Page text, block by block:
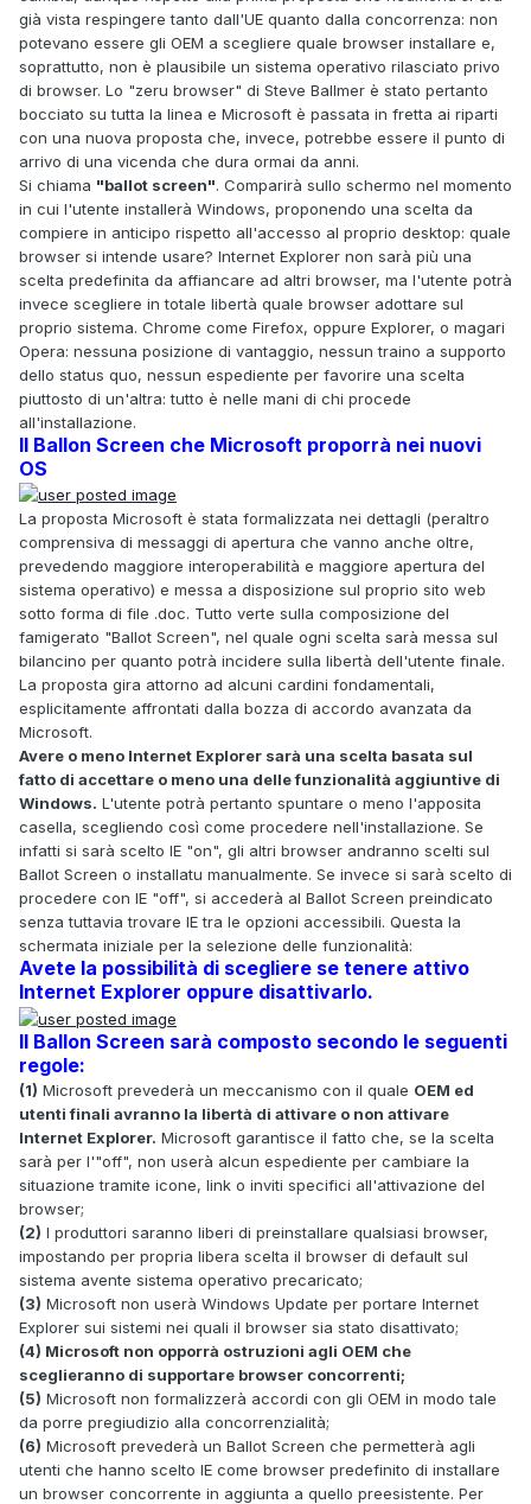
già vista respingere tanto dall'UE quanto dalla concorrenza: non
potevano essere gli OEM a scegliere quale browser installare e,
soprattutto, non è plausibile un sistema operativo rilasciato privo
di browser. Lo "zeru browser" di Steve Ballmer è stato pertanto
bocciato su tutta la linea e Microsoft è passata in fretta ai riparti
con una nuova proposta che, invece, potrebbe essere il punto di
arrivo di una vicenda che dura ormai da anni.
Si chiama "ballot screen". Comparirà sullo schermo nel momento
in cui l'utente installerà Windows, proponendo una scelta da
compiere in anticipo rispetto all'accesso al proprio desktop: quale
browser si intende usare? Internet Explorer non sarà più una
scelta predefinita da affiancare ad altri browser, ma l'utente potrà
invece scegliere in totale libertà quale browser adottare sul
proprio sistema. Chrome come Firefox, oppure Explorer, o magari
Opera: nessuna posizione di vantaggio, nessun traino a supporto
dello status quo, nessun espediente per favorire una scelta
piuttosto di un'altra: tutto è nelle mani di chi procede
all'installazione.
Il Ballon Screen che Microsoft proporrà nei nuovi
OS
La proposta Microsoft è stata formalizzata nei dettagli (peraltro
comprensiva di messaggi di apertura che vanno anche oltre,
prevedendo maggiore interoperabilità e maggiore apertura del
sistema operativo) e messa a disposizione sul proprio sito web
sotto forma di file .doc. Tutto verte sulla composizione del
famigerato "Ballot Screen", nel quale ogni scelta sarà messa sul
bilancino per quanto potrà incidere sulla libertà dell'utente finale.
La proposta gira attorno ad alcuni cardini fondamentali,
esplicitamente affrontati dalla bozza di accordo avanzata da
Microsoft.
Avere o meno Internet Explorer sarà una scelta basata sul
fatto di accettare o meno una delle funzionalità aggiuntive di
Windows. L'utente potrà pertanto spuntare o meno l'apposita
casella, scegliendo così come procedere nell'installazione. Se
infatti si sarà scelto IE "on", gli altri browser andranno scelti sul
Ballot Screen o installatu manualmente. Se invece si sarà scelto di
procedere con IE "off", si accederà al Ballot Screen preindicato
senza tuttavia trovare IE tra le opzioni accessibili. Questa la
schermata iniziale per la selezione delle funzionalità:
Avete la possibilità di scegliere se tenere attivo
Internet Explorer oppure disattivarlo.
Il Ballon Screen sarà composto secondo le seguenti
regole:
(1) Microsoft prevederà un meccanismo con il quale OEM ed
utenti finali avranno la libertà di attivare o non attivare
Internet Explorer. Microsoft garantisce il fatto che, se la scelta
sarà per l'"off", non userà alcun espediente per cambiare la
situazione tramite icone, link o inviti specifici all'attivazione del
browser;
(2) I produttori saranno liberi di preinstallare qualsiasi browser,
impostando per propria libera scelta il browser di default sul
sistema avente sistema operativo precaricato;
(3) Microsoft non userà Windows Update per portare Internet
Explorer sui sistemi nei quali il browser sia stato disattivato;
(4) Microsoft non opporrà ostruzioni agli OEM che
sceglieranno di supportare browser concorrenti;
(5) Microsoft non formalizzerà accordi con gli OEM in modo tale
da porre pregiudizio alla concorrenzialità;
(6) Microsoft prevederà un Ballot Screen che permetterà agli
utenti che hanno scelto IE come browser predefinito di installare
un browser concorrente in aggiunta a quello preesistente. Per